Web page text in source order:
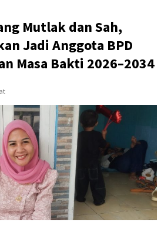
Mutlak dan Sah,
Jadi Anggota BPD
Masa Bakti 2026–2034